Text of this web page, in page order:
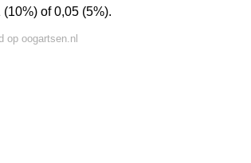
of 0,05 (5%).
op oogartsen.nl